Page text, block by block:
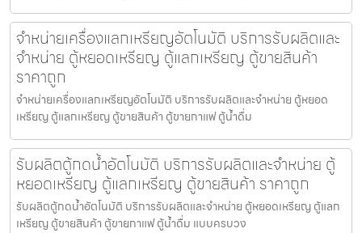
จำหน่ายเครื่องแลกเหรียญ​อัตโนมัติ บริการรับผลิตและ
จำหน่าย ตู้หยอดเหรียญ ตู้แลกเหรียญ ตู้ขายสินค้า
ราคาถูก
จำหน่ายเครื่องแลกเหรียญ​อัตโนมัติ บริการรับผลิตและจำหน่าย ตู้หยอด
เหรียญ ตู้แลกเหรียญ ตู้ขายสินค้า ตู้ขายกาแฟ ตู้น้ำดื่ม
รับผลิตตู้กดน้ำ​อัตโนมัติ บริการรับผลิตและจำหน่าย ตู้
หยอดเหรียญ ตู้แลกเหรียญ ตู้ขายสินค้า ราคาถูก
รับผลิตตู้กดน้ำ​อัตโนมัติ บริการรับผลิตและจำหน่าย ตู้หยอดเหรียญ ตู้แลก
เหรียญ ตู้ขายสินค้า ตู้ขายกาแฟ ตู้น้ำดื่ม แบบครบวง